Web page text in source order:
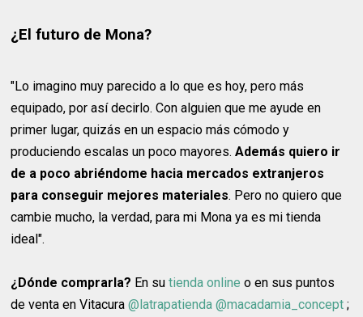
¿El futuro de Mona?
"Lo imagino muy parecido a lo que es hoy, pero más
equipado, por así decirlo. Con alguien que me ayude en
primer lugar, quizás en un espacio más cómodo y
produciendo escalas un poco mayores.Además quiero ir
de a poco abriéndome hacia mercados extranjeros
para conseguir mejores materiales. Pero no quiero que
cambie mucho, la verdad, para mi Mona ya es mi tienda
ideal".
¿Dónde comprarla? En sutienda online o en sus puntos
de venta en Vitacura@latrapatienda @macadamia_concept ;